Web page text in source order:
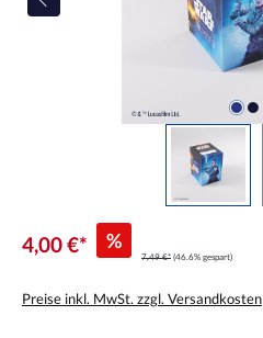
4,00 €* %
7,49 €* (46.6% gespart)
Preise inkl. MwSt. zzgl. Versandkosten